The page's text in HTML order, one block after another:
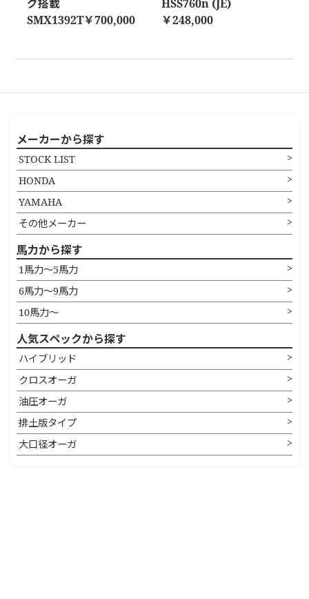
グ搭載
SMX1392T￥700,000
HSS760n (JE)
￥248,000
メーカーから探す
STOCK LIST
HONDA
YAMAHA
その他メーカー
馬力から探す
1馬力〜5馬力
6馬力〜9馬力
10馬力〜
人気スペックから探す
ハイブリッド
クロスオーガ
油圧オーガ
排土版タイプ
大口径オーガ